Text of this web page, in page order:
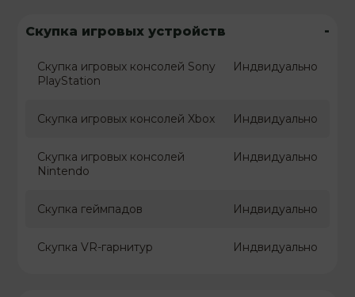
Скупка игровых устройств -
Скупка игровых консолей Sony
PlayStation
Индвидуально
Скупка игровых консолей Xbox Индвидуально
Скупка игровых консолей
Nintendo
Индвидуально
Скупка геймпадов Индвидуально
Скупка VR-гарнитур Индвидуально